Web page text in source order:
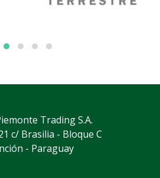
Trading S.A.
c/ Brasilia - Bloque C
- Paraguay